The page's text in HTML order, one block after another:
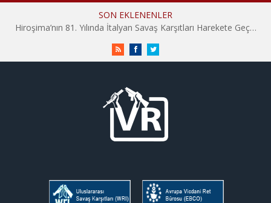
SON EKLENENLER
Hiroşima’nın 81. Yılında İtalyan Savaş Karşıtları Harekete Geçti: “Hatırlamak yeterli değil”
RSS FacebookTwitter